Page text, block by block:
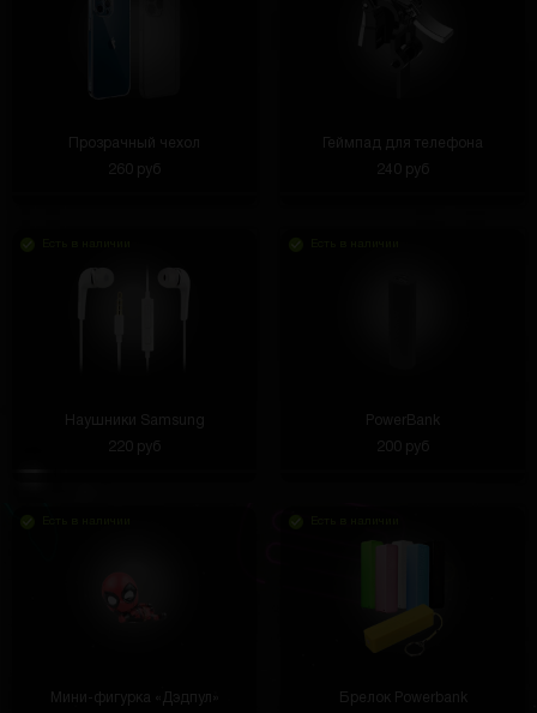
Прозрачный чехол
260 руб
Геймпад для телефона
240 руб
Наушники Samsung
220 руб
PowerBank
200 руб
Мини-фигурка «Дэдпул» Брелок Powerbank